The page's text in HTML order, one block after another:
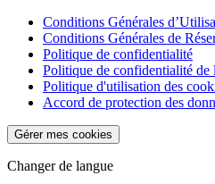
Conditions Générales
Conditions Générales de
Politique de confidentialité
Politique de confidentialité
Politique d'utilisation des
Accord de protection des
Gérer mes cookies
Changer de langue